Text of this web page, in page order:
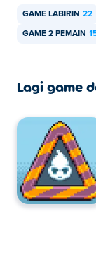
GAME LABIRIN 22
GAME 2 PEMAIN
Lagi game